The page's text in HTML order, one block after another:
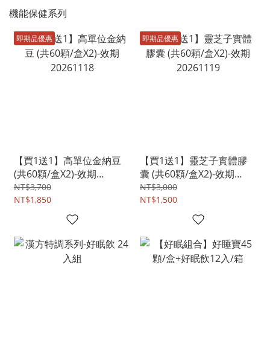
機能保健系列
即期品優惠
【買1送1】高單位金納豆
(共60顆/盒X2)-效期
20261118
NT$3,700
NT$1,850
即期品優惠
【買1送1】靈芝子實體膠
囊 (共60顆/盒X2)-效期
20261119
NT$3,000
NT$1,500